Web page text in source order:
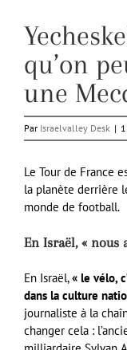
qu’on
une
Par Israelvalley Desk |
Le Tour de France
la planète derrière
monde de football.
En Israël, « nous
En Israël,« le vélo,
dans la culture
journaliste à la
changer cela :